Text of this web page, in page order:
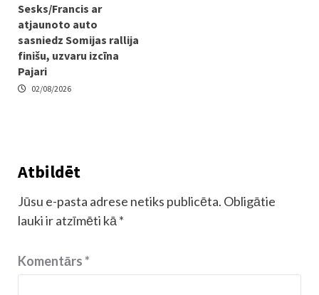
Sesks/Francis ar
atjaunoto auto
sasniedz Somijas rallija
finišu, uzvaru izcīna
Pajari
02/08/2026
Atbildēt
Jūsu e-pasta adrese netiks publicēta. Obligātie
lauki ir atzīmēti kā *
Komentārs*